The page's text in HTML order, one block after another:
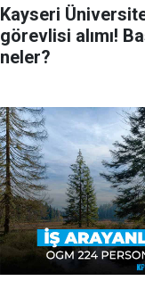
Kayseri
görevlisi alımı!
neler?